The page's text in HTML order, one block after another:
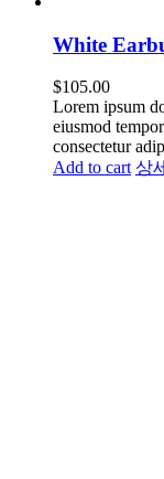
White
$105.00
Lorem ipsum
eiusmod
consectetur
Add to cart 상